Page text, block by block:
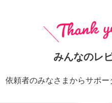
みんなのレ
依頼者のみなさまからサポ